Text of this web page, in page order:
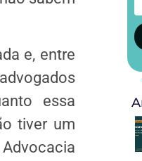
e, entre
essa
tiver um